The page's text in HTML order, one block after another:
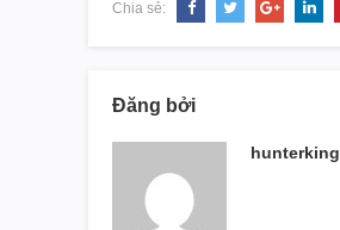
Chia sẻ:
Đăng bởi
hunterking